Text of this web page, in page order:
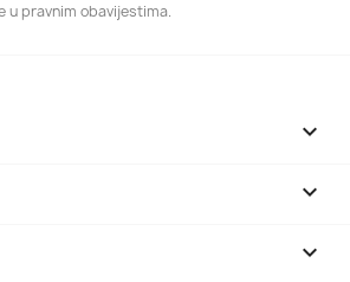
u pravnim obavijestima.


